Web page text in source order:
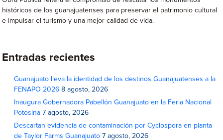
históricos de los guanajuatenses para preservar el patrimonio cultural
e impulsar el turismo y una mejor calidad de vida.
Entradas recientes
Guanajuato lleva la identidad de los destinos Guanajuatenses a la
FENAPO 2026 8 agosto, 2026
Inaugura Gobernadora Pabellón Guanajuato en la Feria Nacional
Potosina 7 agosto, 2026
Descartan evidencia de contaminación por Cyclospora en planta
de Taylor Farms Guanajuato 7 agosto, 2026